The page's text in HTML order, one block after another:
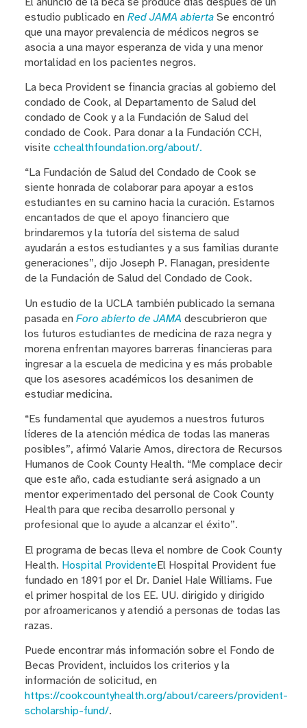
estudio publicado en Red JAMA abiertaSe encontró
que una mayor prevalencia de médicos negros se
asocia a una mayor esperanza de vida y una menor
mortalidad en los pacientes negros.
La beca Provident se financia gracias al gobierno del
condado de Cook, al Departamento de Salud del
condado de Cook y a la Fundación de Salud del
condado de Cook. Para donar a la Fundación CCH,
visite cchealthfoundation.org/about/.
“La Fundación de Salud del Condado de Cook se
siente honrada de colaborar para apoyar a estos
estudiantes en su camino hacia la curación. Estamos
encantados de que el apoyo financiero que
brindaremos y la tutoría del sistema de salud
ayudarán a estos estudiantes y a sus familias durante
generaciones”, dijo Joseph P. Flanagan, presidente
de la Fundación de Salud del Condado de Cook.
Un estudio de la UCLA también publicado la semana
pasada en Foro abierto de JAMA descubrieron que
los futuros estudiantes de medicina de raza negra y
morena enfrentan mayores barreras financieras para
ingresar a la escuela de medicina y es más probable
que los asesores académicos los desanimen de
estudiar medicina.
“Es fundamental que ayudemos a nuestros futuros
líderes de la atención médica de todas las maneras
posibles”, afirmó Valarie Amos, directora de Recursos
Humanos de Cook County Health. “Me complace decir
que este año, cada estudiante será asignado a un
mentor experimentado del personal de Cook County
Health para que reciba desarrollo personal y
profesional que lo ayude a alcanzar el éxito”.
El programa de becas lleva el nombre de Cook County
Health. Hospital ProvidenteEl Hospital Provident fue
fundado en 1891 por el Dr. Daniel Hale Williams. Fue
el primer hospital de los EE. UU. dirigido y dirigido
por afroamericanos y atendió a personas de todas las
razas.
Puede encontrar más información sobre el Fondo de
Becas Provident, incluidos los criterios y la
información de solicitud, en
https://cookcountyhealth.org/about/careers/provident-
scholarship-fund/.